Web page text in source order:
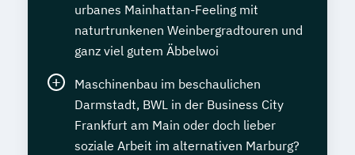
urbanes Mainhattan-Feeling mit
naturtrunkenen Weinbergradtouren und
ganz viel gutem Äbbelwoi
Maschinenbau im beschaulichen
Darmstadt, BWL in der Business City
Frankfurt am Main oder doch lieber
soziale Arbeit im alternativen Marburg?